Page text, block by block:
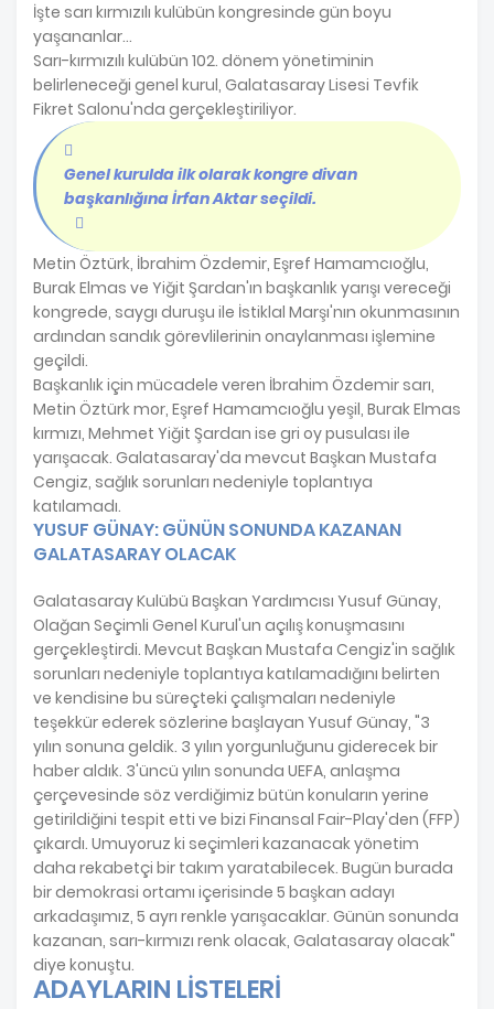
İşte sarı kırmızılı kulübün kongresinde gün boyu
yaşananlar...
Sarı-kırmızılı kulübün 102. dönem yönetiminin
belirleneceği genel kurul, Galatasaray Lisesi Tevfik
Fikret Salonu'nda gerçekleştiriliyor.
Genel kurulda ilk olarak kongre divan
başkanlığına İrfan Aktar seçildi.
Metin Öztürk, İbrahim Özdemir, Eşref Hamamcıoğlu,
Burak Elmas ve Yiğit Şardan'ın başkanlık yarışı vereceği
kongrede, saygı duruşu ile İstiklal Marşı'nın okunmasının
ardından sandık görevlilerinin onaylanması işlemine
geçildi.
Başkanlık için mücadele veren İbrahim Özdemir sarı,
Metin Öztürk mor, Eşref Hamamcıoğlu yeşil, Burak Elmas
kırmızı, Mehmet Yiğit Şardan ise gri oy pusulası ile
yarışacak. Galatasaray'da mevcut Başkan Mustafa
Cengiz, sağlık sorunları nedeniyle toplantıya
katılamadı.
YUSUF GÜNAY: GÜNÜN SONUNDA KAZANAN
GALATASARAY OLACAK
Galatasaray Kulübü Başkan Yardımcısı Yusuf Günay,
Olağan Seçimli Genel Kurul'un açılış konuşmasını
gerçekleştirdi. Mevcut Başkan Mustafa Cengiz'in sağlık
sorunları nedeniyle toplantıya katılamadığını belirten
ve kendisine bu süreçteki çalışmaları nedeniyle
teşekkür ederek sözlerine başlayan Yusuf Günay, "3
yılın sonuna geldik. 3 yılın yorgunluğunu giderecek bir
haber aldık. 3'üncü yılın sonunda UEFA, anlaşma
çerçevesinde söz verdiğimiz bütün konuların yerine
getirildiğini tespit etti ve bizi Finansal Fair-Play'den (FFP)
çıkardı. Umuyoruz ki seçimleri kazanacak yönetim
daha rekabetçi bir takım yaratabilecek. Bugün burada
bir demokrasi ortamı içerisinde 5 başkan adayı
arkadaşımız, 5 ayrı renkle yarışacaklar. Günün sonunda
kazanan, sarı-kırmızı renk olacak, Galatasaray olacak"
diye konuştu.
ADAYLARIN LİSTELERİ